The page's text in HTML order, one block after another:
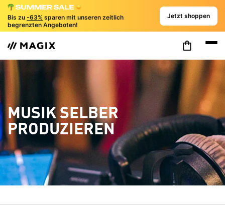
Bis zu -63% sparen mit unseren zeitlich
begrenzten Angeboten!
Jetzt shoppen
MUSIK SELBER
PRODUZIEREN